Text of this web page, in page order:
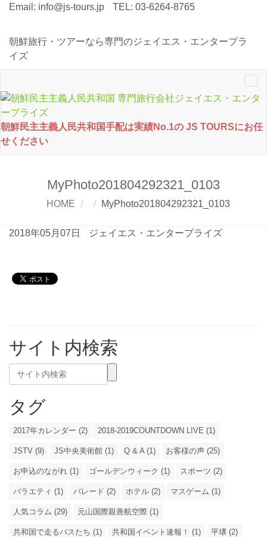
Email: info@js-tours.jp TEL: 03-6264-8765
朝鮮旅行・ツアーなら専門のジェイエス・エンタープラ
イズ
朝鮮民主主義人民共和国手配は実績No.1の JS TOURSにお任
せください
MyPhoto201804292321_0103
HOME MyPhoto201804292321_0103
2018年05月07日 ジェイエス・エンタープライズ
サイト内検索
タグ
2017年カレンダー (2) 2018-2019COUNTDOWN LIVE (1)
JSTV (9) JS中央美術館 (1) Q & A (1) お客様の声 (25)
お申込のながれ (1) ゴールデンウィーク (1) スポーツ (2)
バラエティ (1) パレード (2) ホテル (2) マスゲーム (1)
人気コラム (29) 元山国際親善航空際 (1)
共和国で走るバスたち (1) 共和国イベント速報！ (1) 平壌 (2)